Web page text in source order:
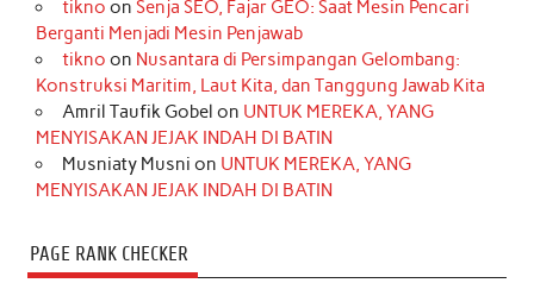
tikno on Senja SEO, Fajar GEO: Saat Mesin Pencari
Berganti Menjadi Mesin Penjawab
tikno on Nusantara di Persimpangan Gelombang:
Konstruksi Maritim, Laut Kita, dan Tanggung Jawab Kita
Amril Taufik Gobel on UNTUK MEREKA, YANG
MENYISAKAN JEJAK INDAH DI BATIN
Musniaty Musni on UNTUK MEREKA, YANG
MENYISAKAN JEJAK INDAH DI BATIN
PAGE RANK CHECKER